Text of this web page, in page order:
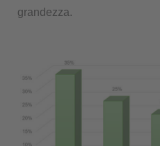
grandezza.